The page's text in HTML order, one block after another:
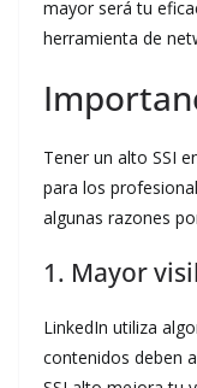
mayor será tu
herramienta de
Tener un alto SSI
para los
algunas razones
1. Mayor
LinkedIn utiliza
contenidos deben